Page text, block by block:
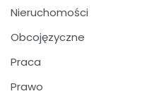
Nieruchomości
Obcojęzyczne
Praca
Prawo